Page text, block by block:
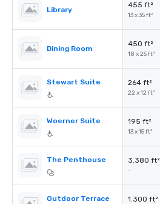
Library
455 ft²
13 x 35 ft²
Dining Room
450 ft²
18 x 25 ft²
Stewart Suite 264 ft²
22 x 12 ft²
Woerner Suite 195 ft²
13 x 15 ft²
The Penthouse 3.380 ft²
-
Outdoor Terrace 1.300 ft²